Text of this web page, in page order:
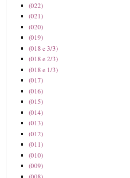
(022)
(021)
(020)
(019)
(018 e 3/3)
(018 e 2/3)
(018 e 1/3)
(017)
(016)
(015)
(014)
(013)
(012)
(011)
(010)
(009)